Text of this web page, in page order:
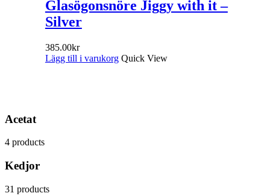
Glasögonsnöre Jiggy with it –
Silver
385.00kr
Lägg till i varukorg Quick View
Acetat
4 products
Kedjor
31 products